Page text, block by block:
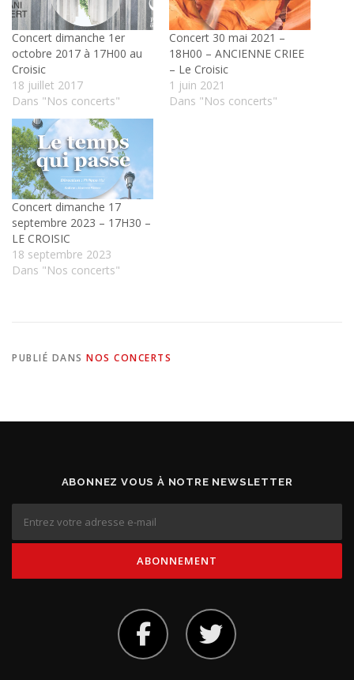
Concert dimanche 1er
octobre 2017 à 17H00 au
Croisic
18 juillet 2017
Dans "Nos concerts"
Concert 30 mai 2021 –
18H00 – ANCIENNE CRIEE
– Le Croisic
1 juin 2021
Dans "Nos concerts"
Concert dimanche 17
septembre 2023 – 17H30 –
LE CROISIC
18 septembre 2023
Dans "Nos concerts"
PUBLIÉ DANS NOS CONCERTS
ABONNEZ VOUS À NOTRE NEWSLETTER